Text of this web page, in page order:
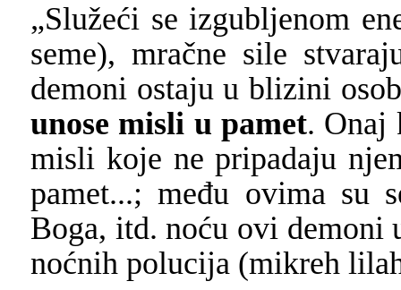
„Služeći se izgubljenom
seme), mračne sile
demoni ostaju u blizini
unose misli u pamet. Onaj
misli koje ne pripadaju
pamet...; među ovima su
Boga, itd. noću ovi demoni
noćnih polucija (mikreh